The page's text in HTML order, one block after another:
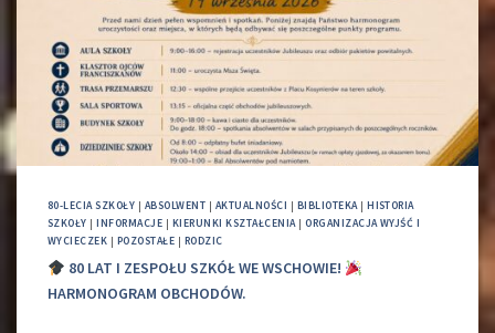
80-LECIA SZKOŁY | ABSOLWENT | AKTUALNOŚCI | BIBLIOTEKA|HISTORIA
SZKOŁY |INFORMACJE | KIERUNKI KSZTAŁCENIA|ORGANIZACJA WYJŚĆ I
WYCIECZEK | POZOSTAŁE | RODZIC
80 LAT I ZESPOŁU SZKÓŁ WE WSCHOWIE!
HARMONOGRAM OBCHODÓW.